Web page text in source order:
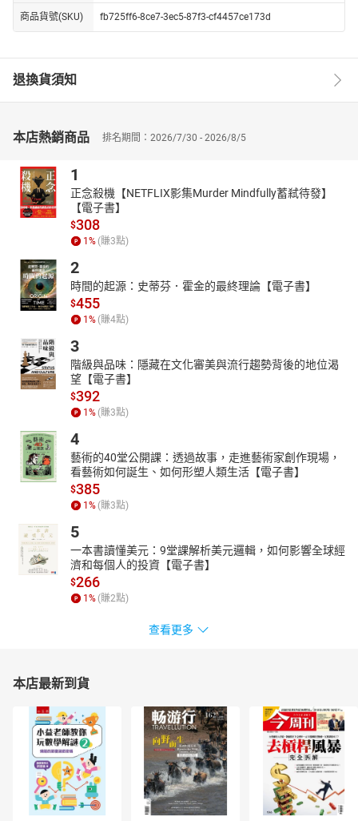
商品貨號(SKU) fb725ff6-8ce7-3ec5-87f3-cf4457ce173d
退換貨須知
本店熱銷商品 排名期間：2026/7/30 - 2026/8/5
1
正念殺機【NETFLIX影集Murder Mindfully蓄弒待發】
【電子書】
$308
1% (賺3點)
2
時間的起源：史蒂芬．霍金的最終理論【電子書】
$455
1% (賺4點)
3
階級與品味：隱藏在文化審美與流行趨勢背後的地位渴
望【電子書】
$392
1% (賺3點)
4
藝術的40堂公開課：透過故事，走進藝術家創作現場，
看藝術如何誕生、如何形塑人類生活【電子書】
$385
1% (賺3點)
5
一本書讀懂美元：9堂課解析美元邏輯，如何影響全球經
濟和每個人的投資【電子書】
$266
1% (賺2點)
查看更多
本店最新到貨